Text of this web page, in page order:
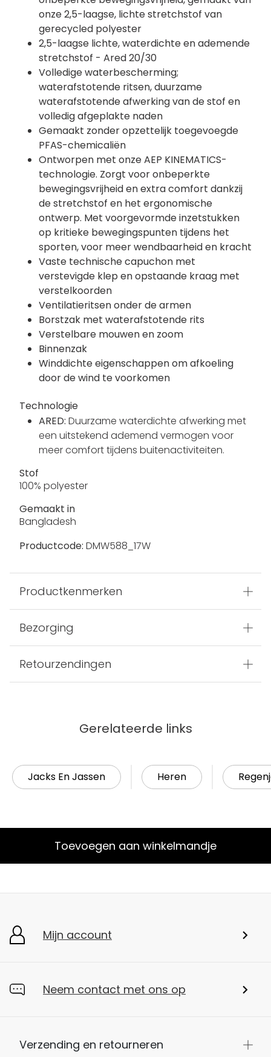
onze 2,5-laagse, lichte stretchstof van
gerecycled polyester
2,5-laagse lichte, waterdichte en ademende
stretchstof - Ared 20/30
Volledige waterbescherming;
waterafstotende ritsen, duurzame
waterafstotende afwerking van de stof en
volledig afgeplakte naden
Gemaakt zonder opzettelijk toegevoegde
PFAS-chemicaliën
Ontworpen met onze AEP KINEMATICS-
technologie. Zorgt voor onbeperkte
bewegingsvrijheid en extra comfort dankzij
de stretchstof en het ergonomische
ontwerp. Met voorgevormde inzetstukken
op kritieke bewegingspunten tijdens het
sporten, voor meer wendbaarheid en kracht
Vaste technische capuchon met
verstevigde klep en opstaande kraag met
verstelkoorden
Ventilatieritsen onder de armen
Borstzak met waterafstotende rits
Verstelbare mouwen en zoom
Binnenzak
Winddichte eigenschappen om afkoeling
door de wind te voorkomen
Technologie
ARED: Duurzame waterdichte afwerking met
een uitstekend ademend vermogen voor
meer comfort tijdens buitenactiviteiten.
Stof
100% polyester
Gemaakt in
Bangladesh
Productcode: DMW588_17W
Productkenmerken
Bezorging
Retourzendingen
Gerelateerde links
Jacks En Jassen Heren
Toevoegen aan winkelmandje
Mijn account
Neem contact met ons op
Verzending en retourneren